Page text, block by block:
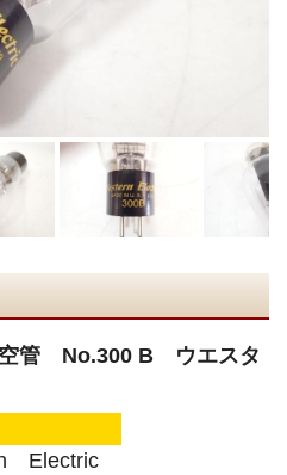
管 No.300 B ウエスタ
Electric